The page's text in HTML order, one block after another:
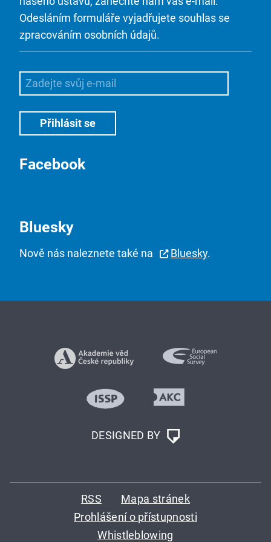
Odesláním formuláře vyjadřujete souhlas se
zpracováním osobních údajů.
Facebook
Bluesky
Nově nás naleznete také na Bluesky.
DESIGNED BY
RSS
Mapa stránek
Prohlášení o přístupnosti
Whistleblowing